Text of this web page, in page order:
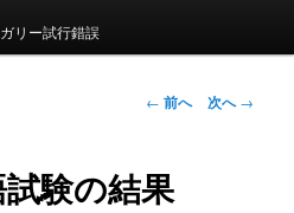
リー試行錯誤
投
ビ
ゲ
← 前へ 次へ→
験の結果